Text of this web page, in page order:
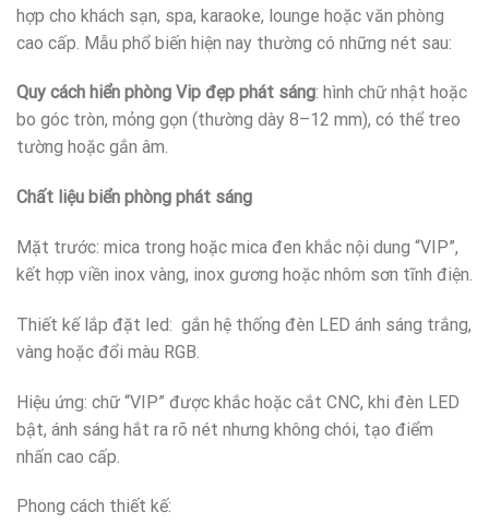
hợp cho khách sạn, spa, karaoke, lounge hoặc văn phòng
cao cấp. Mẫu phổ biến hiện nay thường có những nét sau:
Quy cách hiển phòng Vip đẹp phát sáng: hình chữ nhật hoặc
bo góc tròn, mỏng gọn (thường dày 8–12 mm), có thể treo
tường hoặc gắn âm.
Chất liệu biển phòng phát sáng
Mặt trước: mica trong hoặc mica đen khắc nội dung “VIP”,
kết hợp viền inox vàng, inox gương hoặc nhôm sơn tĩnh điện.
Thiết kế lắp đặt led: gắn hệ thống đèn LED ánh sáng trắng,
vàng hoặc đổi màu RGB.
Hiệu ứng: chữ “VIP” được khắc hoặc cắt CNC, khi đèn LED
bật, ánh sáng hắt ra rõ nét nhưng không chói, tạo điểm
nhấn cao cấp.
Phong cách thiết kế: